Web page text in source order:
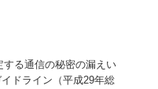
る通信の秘密の漏えい
ドライン（平成29年総